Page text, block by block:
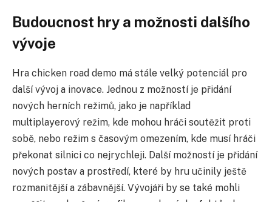
Budoucnost hry a možnosti dalšího
vývoje
Hra chicken road demo má stále velký potenciál pro
další vývoj a inovace. Jednou z možností je přidání
nových herních režimů, jako je například
multiplayerový režim, kde mohou hráči soutěžit proti
sobě, nebo režim s časovým omezením, kde musí hráči
překonat silnici co nejrychleji. Další možností je přidání
nových postav a prostředí, které by hru učinily ještě
rozmanitější a zábavnější. Vývojáři by se také mohli